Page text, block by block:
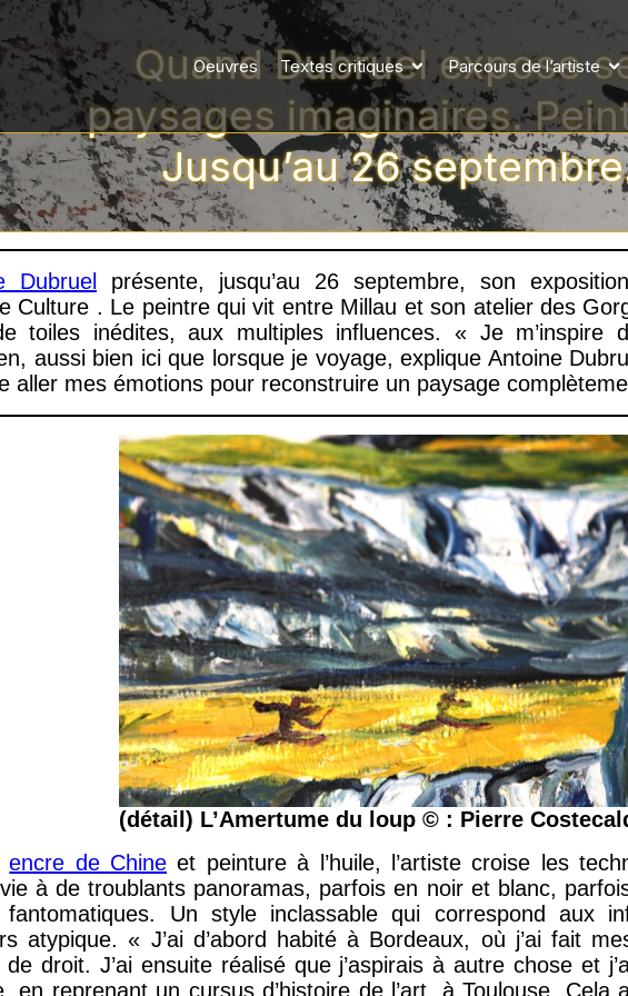
Oeuvres Textes critiques Parcours de l’artiste
Quand Dubruel expose
paysages imaginaires.
Jusqu’au 26
Dubruel présente, jusqu’au 26 septembre, son
Culture . Le peintre qui vit entre Millau et son atelier des
toiles inédites, aux multiples influences. « Je m’inspire
aussi bien ici que lorsque je voyage, explique Antoine
aller mes émotions pour reconstruire un paysage
(détail) L’Amertume du loup © : Pierre
encre de Chine et peinture à l’huile, l’artiste croise les
à de troublants panoramas, parfois en noir et blanc,
fantomatiques. Un style inclassable qui correspond aux
atypique. « J’ai d’abord habité à Bordeaux, où j’ai fait
de droit. J’ai ensuite réalisé que j’aspirais à autre chose et
en reprenant un cursus d’histoire de l’art, à Toulouse. Cela